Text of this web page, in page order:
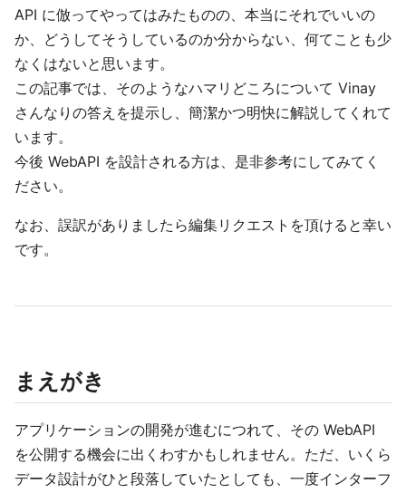
API に倣ってやってはみたものの、本当にそれでいいの
か、どうしてそうしているのか分からない、何てことも少
なくはないと思います。
この記事では、そのようなハマリどころについて Vinay
さんなりの答えを提示し、簡潔かつ明快に解説してくれて
います。
今後 WebAPI を設計される方は、是非参考にしてみてく
ださい。
なお、誤訳がありましたら編集リクエストを頂けると幸い
です。
まえがき
アプリケーションの開発が進むにつれて、その WebAPI
を公開する機会に出くわすかもしれません。ただ、いくら
データ設計がひと段落していたとしても、一度インターフ